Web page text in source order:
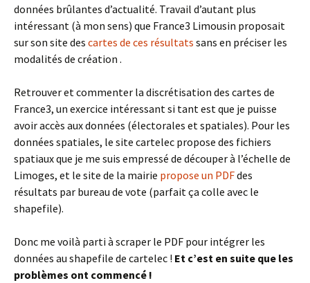
données brûlantes d’actualité. Travail d’autant plus
intéressant (à mon sens) que France3 Limousin proposait
sur son site des cartes de ces résultats sans en préciser les
modalités de création .
Retrouver et commenter la discrétisation des cartes de
France3, un exercice intéressant si tant est que je puisse
avoir accès aux données (électorales et spatiales). Pour les
données spatiales, le site cartelec propose des fichiers
spatiaux que je me suis empressé de découper à l’échelle de
Limoges, et le site de la mairie propose un PDFdes
résultats par bureau de vote (parfait ça colle avec le
shapefile).
Donc me voilà parti à scraper le PDF pour intégrer les
données au shapefile de cartelec ! Et c’est en suite que les
problèmes ont commencé !